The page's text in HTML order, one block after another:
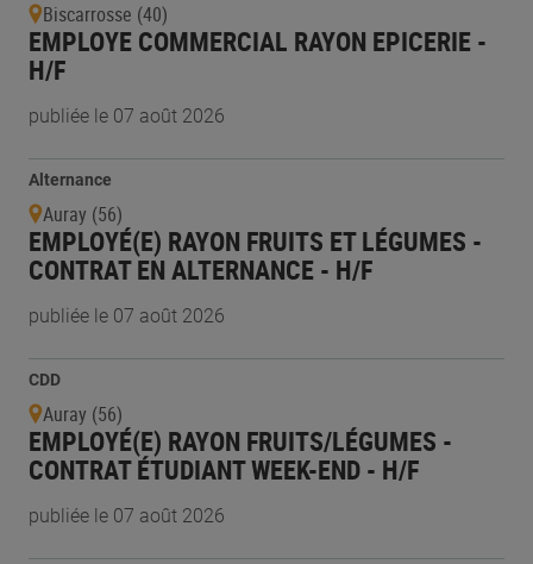
Biscarrosse (40)
EMPLOYE COMMERCIAL RAYON EPICERIE -
H/F
publiée le 07 août 2026
Alternance
Auray (56)
EMPLOYÉ(E) RAYON FRUITS ET LÉGUMES -
CONTRAT EN ALTERNANCE - H/F
publiée le 07 août 2026
CDD
Auray (56)
EMPLOYÉ(E) RAYON FRUITS/LÉGUMES -
CONTRAT ÉTUDIANT WEEK-END - H/F
publiée le 07 août 2026